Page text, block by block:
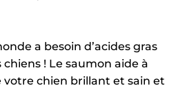
a besoin d’acides gras
! Le saumon aide à
votre chien brillant et sain et